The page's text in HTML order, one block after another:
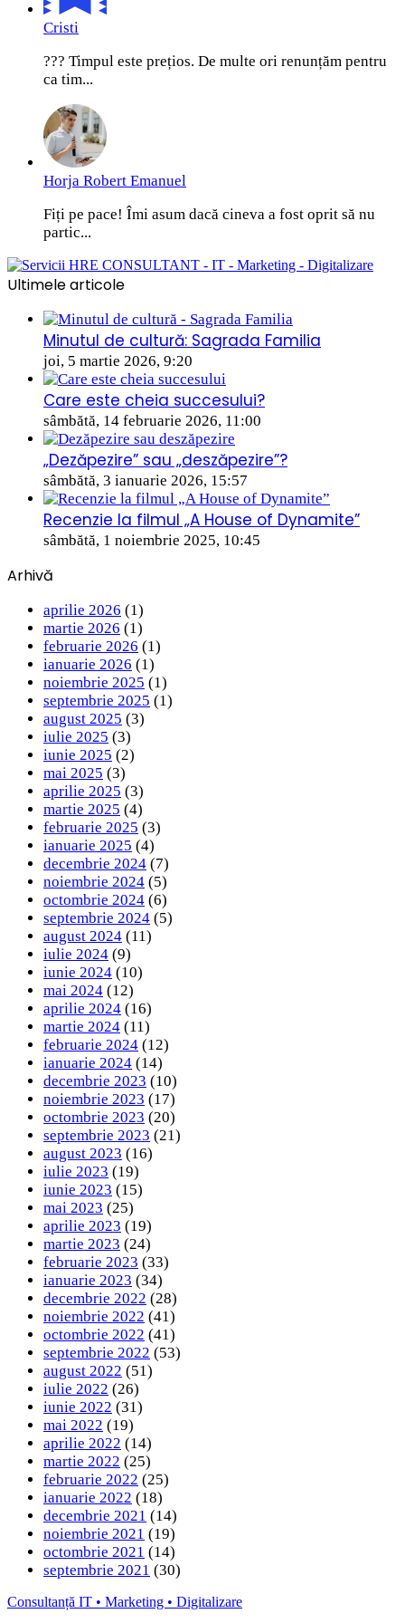
Cristi
??? Timpul este prețios. De multe ori renunțăm pentru
ca tim...
Horja Robert Emanuel
Fiți pe pace! Îmi asum dacă cineva a fost oprit să nu
partic...
Ultimele articole
Minutul de cultură: Sagrada Familia
joi, 5 martie 2026, 9:20
Care este cheia succesului?
sâmbătă, 14 februarie 2026, 11:00
„Dezăpezire” sau „deszăpezire”?
sâmbătă, 3 ianuarie 2026, 15:57
Recenzie la filmul „A House of Dynamite”
sâmbătă, 1 noiembrie 2025, 10:45
Arhivă
aprilie 2026 (1)
martie 2026 (1)
februarie 2026 (1)
ianuarie 2026 (1)
noiembrie 2025 (1)
septembrie 2025 (1)
august 2025 (3)
iulie 2025 (3)
iunie 2025 (2)
mai 2025 (3)
aprilie 2025 (3)
martie 2025 (4)
februarie 2025 (3)
ianuarie 2025 (4)
decembrie 2024 (7)
noiembrie 2024 (5)
octombrie 2024 (6)
septembrie 2024 (5)
august 2024 (11)
iulie 2024 (9)
iunie 2024 (10)
mai 2024 (12)
aprilie 2024 (16)
martie 2024 (11)
februarie 2024 (12)
ianuarie 2024 (14)
decembrie 2023 (10)
noiembrie 2023 (17)
octombrie 2023 (20)
septembrie 2023 (21)
august 2023 (16)
iulie 2023 (19)
iunie 2023 (15)
mai 2023 (25)
aprilie 2023 (19)
martie 2023 (24)
februarie 2023 (33)
ianuarie 2023 (34)
decembrie 2022 (28)
noiembrie 2022 (41)
octombrie 2022 (41)
septembrie 2022 (53)
august 2022 (51)
iulie 2022 (26)
iunie 2022 (31)
mai 2022 (19)
aprilie 2022 (14)
martie 2022 (25)
februarie 2022 (25)
ianuarie 2022 (18)
decembrie 2021 (14)
noiembrie 2021 (19)
octombrie 2021 (14)
septembrie 2021 (30)
Consultanță IT • Marketing • Digitalizare